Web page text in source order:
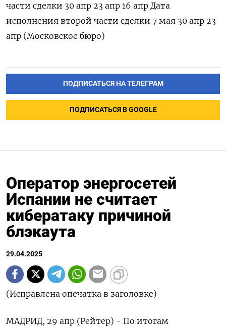
части сделки 30 апр 23 апр 16 апр Дата
исполнения второй части сделки 7 мая 30 апр 23
апр (Московское бюро)
ПОДПИСАТЬСЯ НА ТЕЛЕГРАМ
ПОДПИСАТЬСЯ В GOOGLE
Оператор энергосетей
Испании не считает
кибератаку причиной
блэкаута
29.04.2025
(Исправлена опечатка в заголовке)
МАДРИД, 29 апр (Рейтер) - По итогам